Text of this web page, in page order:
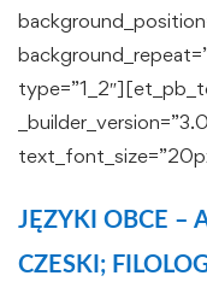
JĘZYKI OBCE –
CZESKI;